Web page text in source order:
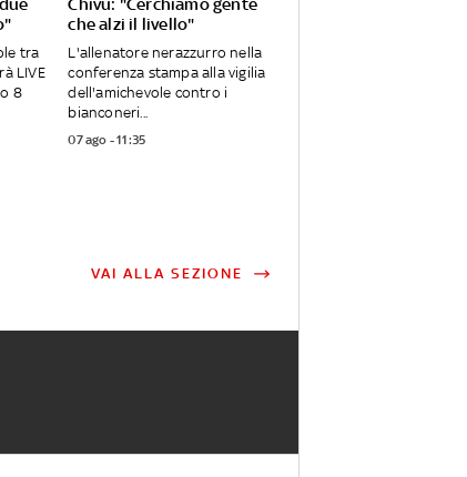
tra
LIVE
8
Chivu: "Cerchiamo gente
che alzi il livello"
L'allenatore nerazzurro nella
conferenza stampa alla vigilia
dell'amichevole contro i
bianconeri...
07 ago - 11:35
VAI ALLA SEZIONE